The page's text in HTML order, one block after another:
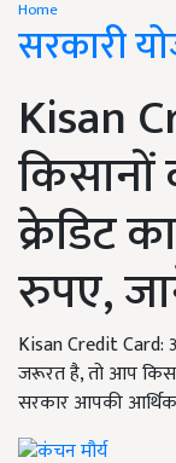
Home
सरकारी
Kisan
क्रेडिट
रुपए,
Kisan Credit
जरूरत है, तो आप
सरकार आपकी